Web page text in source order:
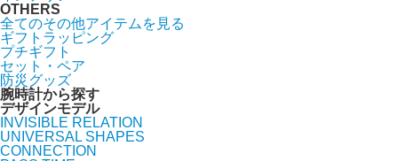
OTHERS
全てのその他アイテムを見る
ギフトラッピング
プチギフト
セット・ペア
防災グッズ
腕時計から探す
デザインモデル
INVISIBLE RELATION
UNIVERSAL SHAPES
CONNECTION